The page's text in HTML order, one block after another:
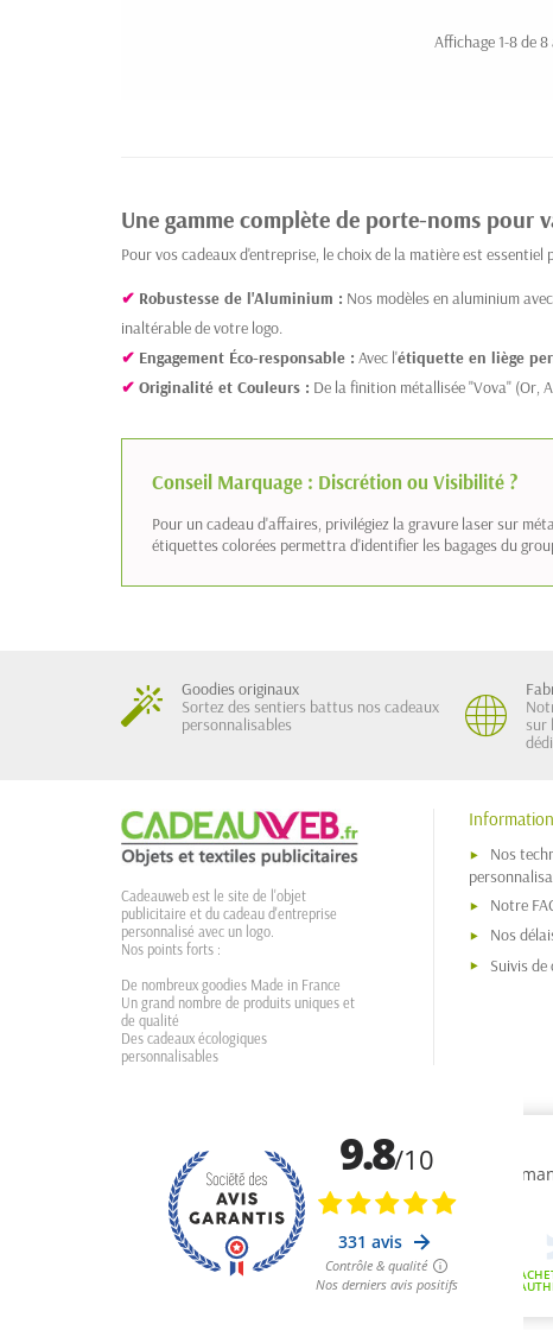
Affichage 1-8 de
Une gamme complète de porte-noms pour
Pour vos cadeaux d'entreprise, le choix de la matière est
✔ Robustesse de l'Aluminium : Nos modèles en aluminium
inaltérable de votre logo.
✔ Engagement Éco-responsable : Avec l'étiquette en liège
✔ Originalité et Couleurs : De la finition métallisée "Vova" (Or,
Conseil Marquage : Discrétion ou Visibilité ?
Pour un cadeau d'affaires, privilégiez la gravure laser sur
étiquettes colorées permettra d'identifier les bagages du
Goodies originaux
Sortez des sentiers battus nos cadeaux
personnalisables
sur
Cadeauweb est le site de l'objet
publicitaire et du cadeau d'entreprise
personnalisé avec un logo.
Nos points forts :
De nombreux goodies Made in France
Un grand nombre de produits uniques et
de qualité
Des cadeaux écologiques
personnalisables
Nos
Notre
Nos
Suivis de